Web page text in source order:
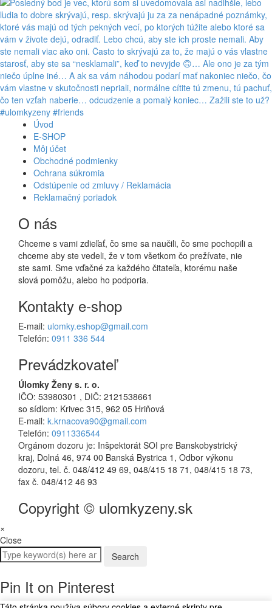
Úvod
E-SHOP
Môj účet
Obchodné podmienky
Ochrana súkromia
Odstúpenie od zmluvy / Reklamácia
Reklamačný poriadok
O nás
Chceme s vami zdieľať, čo sme sa naučili, čo sme pochopili a
chceme aby ste vedeli, že v tom všetkom čo prežívate, nie
ste sami. Sme vďačné za každého čitateľa, ktorému naše
slová pomôžu, alebo ho podporia.
Kontakty e-shop
E-mail: ulomky.eshop@gmail.com
Telefón: 0911 336 544
Prevádzkovateľ
Úlomky Ženy s. r. o.
IČO: 53980301 , DIČ: 2121538661
so sídlom: Krivec 315, 962 05 Hriňová
E-mail: k.krnacova90@gmail.com
Telefón: 0911336544
Orgánom dozoru je: Inšpektorát SOI pre Banskobystrický
kraj, Dolná 46, 974 00 Banská Bystrica 1, Odbor výkonu
dozoru, tel. č. 048/412 49 69, 048/415 18 71, 048/415 18 73,
fax č. 048/412 46 93
Copyright © ulomkyzeny.sk
×
Close
Pin It on Pinterest